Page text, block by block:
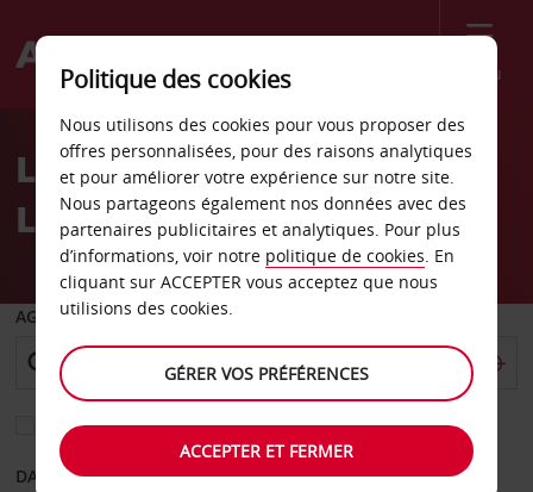
Menu
Welcome
AvisLocation de voiture
Livingston
AGENCE DE DÉPART
Sélectionnez une autre agence de retour
DATE DE DÉBUT DATE DE FIN
Politique des cookies
Nous utilisons des cookies pour vous proposer des
offres personnalisées, pour des raisons analytiques
et pour améliorer votre expérience sur notre site.
Nous partageons également nos données avec des
partenaires publicitaires et analytiques. Pour plus
d’informations, voir notre politique de cookies. En
cliquant sur ACCEPTER vous acceptez que nous
utilisions des cookies.
GÉRER VOS PRÉFÉRENCES
ACCEPTER ET FERMER